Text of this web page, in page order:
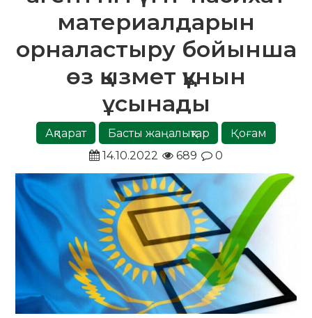
материалдарын
орналастыру бойынша
өз қызмет құнын
ұсынады
Ақпарат Басты жаңалықтар
Қоғам
14.10.2022
689 0